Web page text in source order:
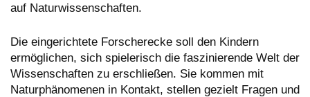
auf Naturwissenschaften.
Die eingerichtete Forscherecke soll den Kindern
ermöglichen, sich spielerisch die faszinierende Welt der
Wissenschaften zu erschließen. Sie kommen mit
Naturphänomenen in Kontakt, stellen gezielt Fragen und